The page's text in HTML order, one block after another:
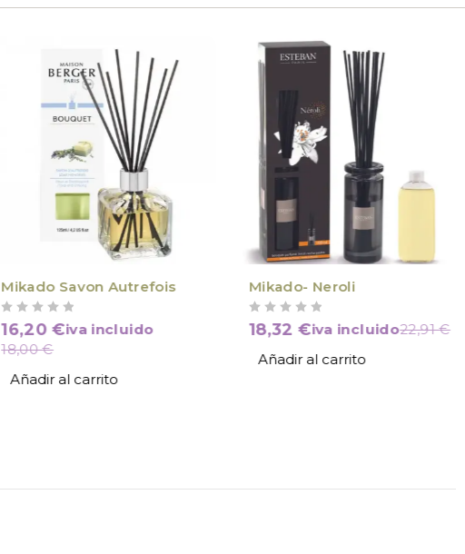
Mikado Savon Autrefois
18,00€
16,20€iva incluido
Añadir al carrito
Mikado- Neroli
22,91€
18,32€iva incluido
Añadir al carrito